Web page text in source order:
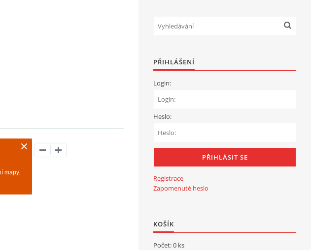
PŘIHLÁŠENÍ
Login:
Heslo:
Registrace
Zapomenuté heslo
KOŠÍK
Počet: 0 ks